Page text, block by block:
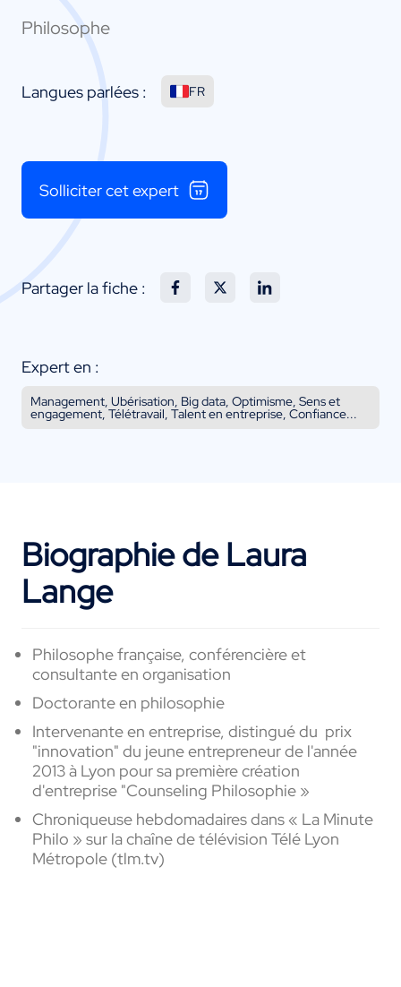
Philosophe
Langues parlées : FR
Solliciter cet expert
Partager la fiche :
Expert en :
Management, Ubérisation, Big data, Optimisme, Sens et
engagement, Télétravail, Talent en entreprise, Confiance...
Biographie de Laura
Lange
Philosophe française, conférencière et
consultante en organisation
Doctorante en philosophie
Intervenante en entreprise, distingué du prix
"innovation" du jeune entrepreneur de l'année
2013 à Lyon poursa première création
d'entreprise "Counseling Philosophie »
Chroniqueuse hebdomadairesdans « La Minute
Philo » sur la chaîne de télévision Télé Lyon
Métropole (tlm.tv)